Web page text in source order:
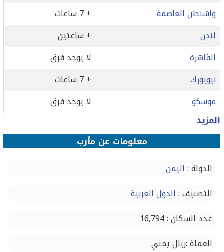
واشنطن العاصمة
+ 7 ساعات
لندن
+ ساعتين
القاهرة
لا يوجد فرق
نيويورك
+ 7 ساعات
موسكو
لا يوجد فرق
المزيد
معلومات عن مأرب
الدولة : اليمن
التصنيف : الدول العربية
عدد السكان : 16,794
العملة :ريال يمني